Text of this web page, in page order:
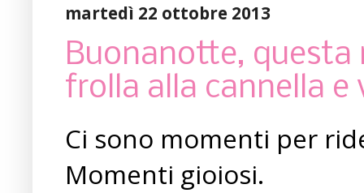
martedì 22 ottobre 2013
Buonanotte,
frolla alla cannella e
Ci sono momenti per
Momenti gioiosi.